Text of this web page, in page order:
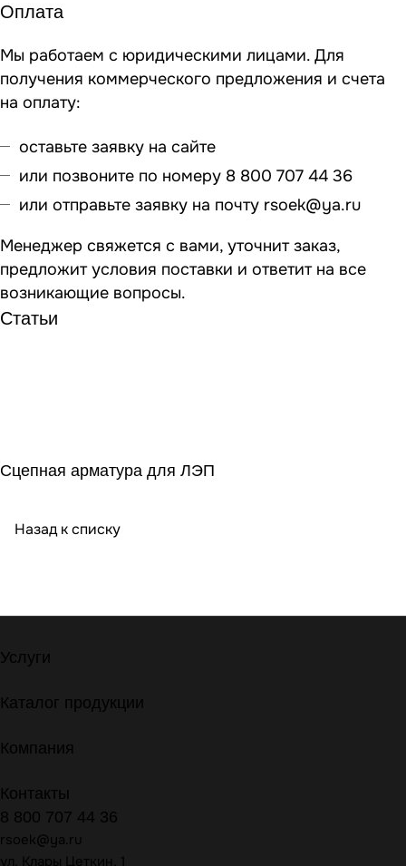
Оплата
Мы работаем с юридическими лицами. Для
получения коммерческого предложения и счета
на оплату:
оставьте заявку на сайте
или позвоните по номеру 8 800 707 44 36
или отправьте заявку на почту rsoek@ya.ru
Менеджер свяжется с вами, уточнит заказ,
предложит условия поставки и ответит на все
возникающие вопросы.
Статьи
Сцепная арматура для ЛЭП
Назад к списку
Услуги
Каталог продукции
Компания
Контакты
8 800 707 44 36
rsoek@ya.ru
ул. Клары Цеткин, 1